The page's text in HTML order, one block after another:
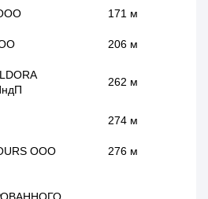
171 м
206 м
262 м
274 м
ООО 276 м